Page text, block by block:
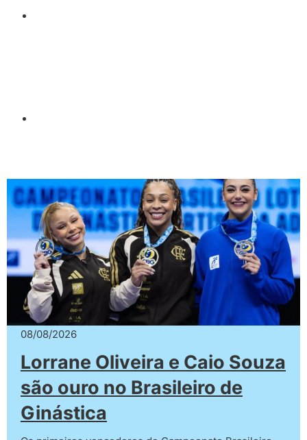
08/08/2026
Lorrane Oliveira e Caio Souza
são ouro no Brasileiro de
Ginástica